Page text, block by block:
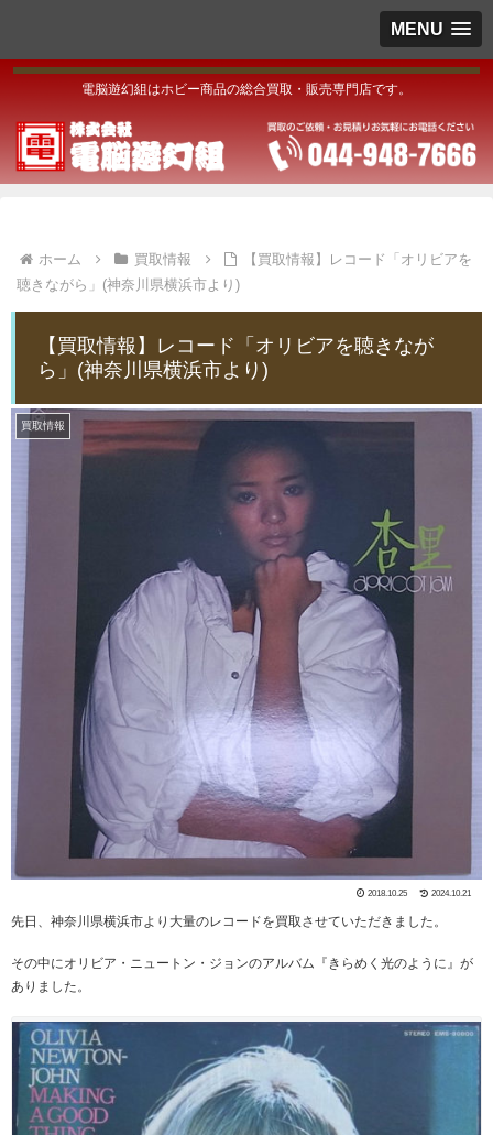
MENU
電脳遊幻組はホビー商品の総合買取・販売専門店です。
ホーム 買取情報
【買取情報】レコード「オリビアを
聴きながら」(神奈川県横浜市より)
【買取情報】レコード「オリビアを聴きなが
ら」(神奈川県横浜市より)
買取情報
2018.10.25 2024.10.21
先日、神奈川県横浜市より大量のレコードを買取させていただきました。
その中にオリビア・ニュートン・ジョンのアルバム『きらめく光のように』が
ありました。